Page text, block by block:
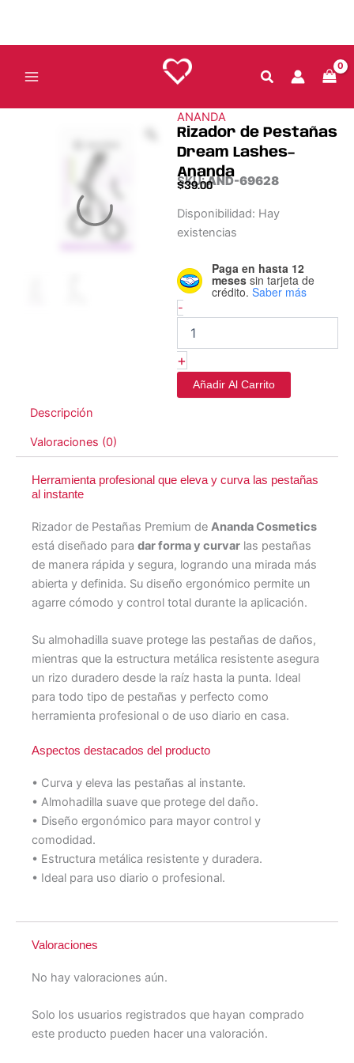
contenido
ANANDA
Rizador de Pestañas
Dream Lashes–
Ananda
SKU:AND-69628
$39.00
Disponibilidad: Hay
existencias
Paga en hasta 12
meses sin tarjeta de
crédito. Saber más
-
Rizador
de
Lashes–
Ananda
+
Añadir Al Carrito
Descripción
Valoraciones (0)
Herramienta profesional que eleva y curva las pestañas
al instante
Rizador de Pestañas Premium de Ananda Cosmetics
está diseñado para dar forma y curvar las pestañas
de manera rápida y segura, logrando una mirada más
abierta y definida. Su diseño ergonómico permite un
agarre cómodo y control total durante la aplicación.
Su almohadilla suave protege las pestañas de daños,
mientras que la estructura metálica resistente asegura
un rizo duradero desde la raíz hasta la punta. Ideal
para todo tipo de pestañas y perfecto como
herramienta profesional o de uso diario en casa.
Aspectos destacados del producto
• Curva y eleva las pestañas al instante.
• Almohadilla suave que protege del daño.
• Diseño ergonómico para mayor control y
comodidad.
• Estructura metálica resistente y duradera.
• Ideal para uso diario o profesional.
Valoraciones
No hay valoraciones aún.
Solo los usuarios registrados que hayan comprado
este producto pueden hacer una valoración.